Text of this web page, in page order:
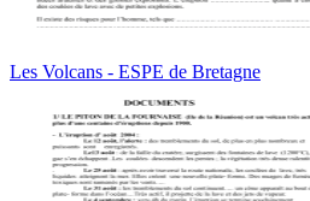
Les Volcans - ESPE de Bretagne